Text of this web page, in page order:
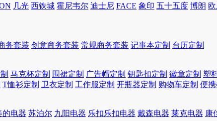
几光 西铁城 霍尼韦尔 迪士尼 FACE 象印 五十五度 博朗
务套装 创意商务套装 常规商务套装 记事本定制 台历定制
马克杯定制 围裙定制 广告帽定制 钥匙扣定制 徽章定制 塑
T恤衫定制 卫衣定制 工作服定制 开瓶器定制 购物车定制 便携
的电器 苏泊尔 九阳电器 乐扣乐扣电器 戴森电器 莱克电器 康